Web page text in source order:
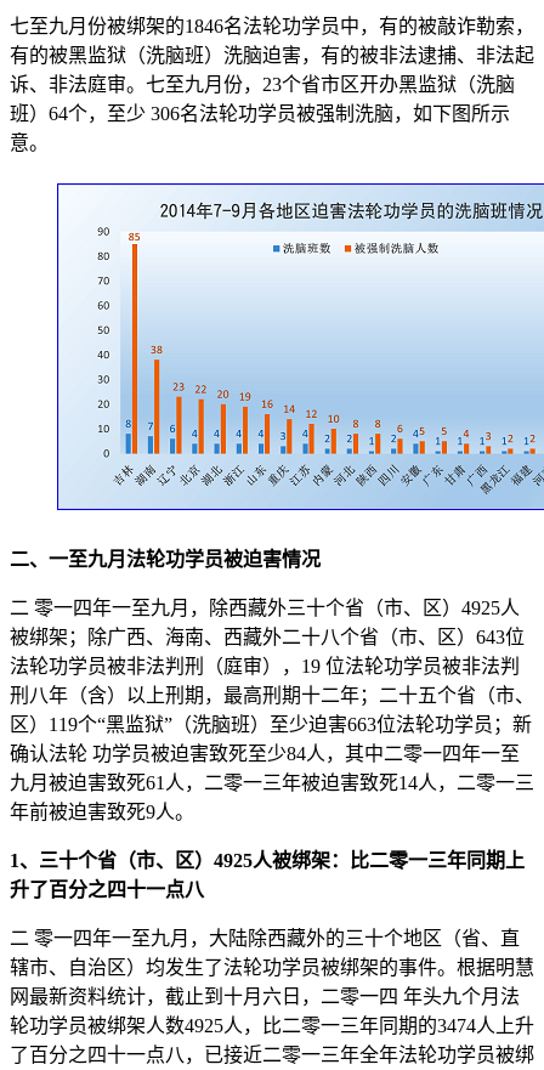
七至九月份被绑架的1846名法轮功学员中，有的被敲诈勒索，
有的被黑监狱（洗脑班）洗脑迫害，有的被非法逮捕、非法起
诉、非法庭审。七至九月份，23个省市区开办黑监狱（洗脑
班）64个，至少 306名法轮功学员被强制洗脑，如下图所示
意。
二、一至九月法轮功学员被迫害情况
二 零一四年一至九月，除西藏外三十个省（市、区）4925人
被绑架；除广西、海南、西藏外二十八个省（市、区）643位
法轮功学员被非法判刑（庭审），19 位法轮功学员被非法判
刑八年（含）以上刑期，最高刑期十二年；二十五个省（市、
区）119个“黑监狱”（洗脑班）至少迫害663位法轮功学员；新
确认法轮 功学员被迫害致死至少84人，其中二零一四年一至
九月被迫害致死61人，二零一三年被迫害致死14人，二零一三
年前被迫害致死9人。
1、三十个省（市、区）4925人被绑架：比二零一三年同期上
升了百分之四十一点八
二 零一四年一至九月，大陆除西藏外的三十个地区（省、直
辖市、自治区）均发生了法轮功学员被绑架的事件。根据明慧
网最新资料统计，截止到十月六日，二零一四 年头九个月法
轮功学员被绑架人数4925人，比二零一三年同期的3474人上升
了百分之四十一点八，已接近二零一三年全年法轮功学员被绑